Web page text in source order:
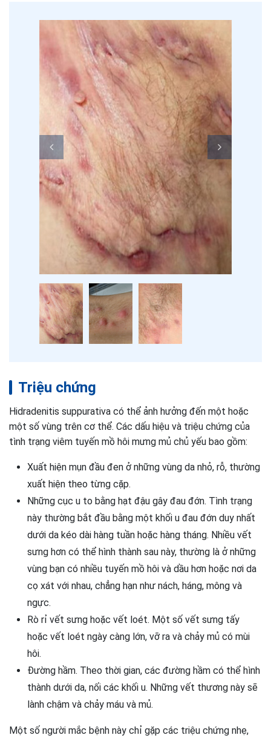
Triệu chứng
Hidradenitis suppurativa có thể ảnh hưởng đến một hoặc
một số vùng trên cơ thể. Các dấu hiệu và triệu chứng của
tình trạng viêm tuyến mồ hôi mưng mủ chủ yếu bao gồm:
Xuất hiện mụn đầu đen ở những vùng da nhỏ, rỗ, thường
xuất hiện theo từng cặp.
Những cục u to bằng hạt đậu gây đau đớn. Tình trạng
này thường bắt đầu bằng một khối u đau đớn duy nhất
dưới da kéo dài hàng tuần hoặc hàng tháng. Nhiều vết
sưng hơn có thể hình thành sau này, thường là ở những
vùng bạn có nhiều tuyến mồ hôi và dầu hơn hoặc nơi da
cọ xát với nhau, chẳng hạn như nách, háng, mông và
ngực.
Rò rỉ vết sưng hoặc vết loét. Một số vết sưng tấy
hoặc vết loét ngày càng lớn, vỡ ra và chảy mủ có mùi
hôi.
Đường hầm. Theo thời gian, các đường hầm có thể hình
thành dưới da, nối các khối u. Những vết thương này sẽ
lành chậm và chảy máu và mủ.
Một số người mắc bệnh này chỉ gặp các triệu chứng nhẹ,